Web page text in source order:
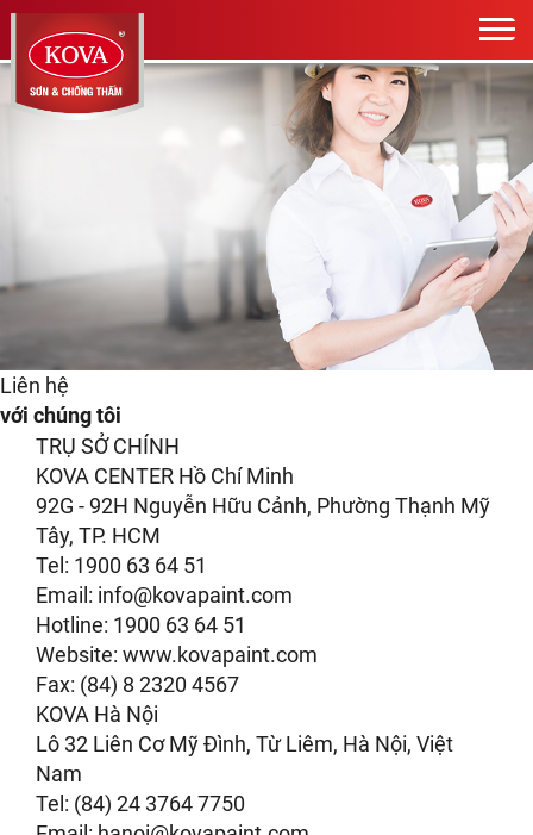
Liên hệ
với chúng tôi
TRỤ SỞ CHÍNH
KOVA CENTER Hồ Chí Minh
92G - 92H Nguyễn Hữu Cảnh, Phường Thạnh Mỹ
Tây, TP. HCM
Tel: 1900 63 64 51
Email: info@kovapaint.com
Hotline: 1900 63 64 51
Website: www.kovapaint.com
Fax: (84) 8 2320 4567
KOVA Hà Nội
Lô 32 Liên Cơ Mỹ Đình, Từ Liêm, Hà Nội, Việt
Nam
Tel: (84) 24 3764 7750